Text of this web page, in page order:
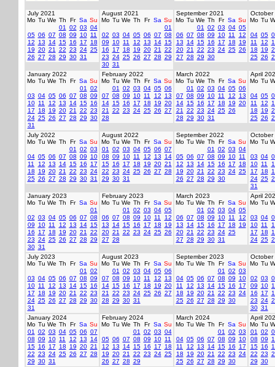
July 2021
Mo Tu We Th Fr Sa Su
01
02 03 04
05 06 07 08 09 10 11
12
13 14 15 16 17
18
19 20 21 22 23 24 25
26 27 28 29 30 31
August 2021
Mo Tu We Th Fr Sa Su
01
02 03 04 05 06 07 08
09
10 11 12 13 14 15
16
17 18 19 20 21
22
23 24 25 26 27 28 29
30 31
September 2021
Mo Tu We Th Fr Sa Su
01
02 03 04 05
06 07 08 09 10 11
12
13
14 15 16 17 18
19
20 21 22 23 24 25 26
27 28 29 30
October
Mo Tu
04 05
11
12
18
19
25 26
January 2022
Mo Tu We Th Fr Sa Su
01
02
03 04 05 06 07 08 09
10 11 12 13 14 15 16
17
18 19 20 21 22 23
24 25 26 27 28 29 30
31
February 2022
Mo Tu We Th Fr Sa Su
01
02 03 04 05 06
07 08 09 10 11 12
13
14 15 16 17 18 19 20
21
22 23 24 25 26 27
28
March 2022
Mo Tu We Th Fr Sa Su
01
02 03 04 05 06
07 08 09 10 11 12
13
14 15 16 17 18 19 20
21
22 23 24 25 26
28 29 30 31
April
Mo Tu
04 05
11
12
18
19
25 26
July 2022
Mo Tu We Th Fr Sa Su
01
02 03
04 05 06 07 08 09
10
11
12 13 14 15 16
17
18
19 20 21 22 23 24
25 26 27 28 29 30 31
August 2022
Mo Tu We Th Fr Sa Su
01
02 03 04 05 06 07
08 09 10 11 12 13
14
15 16 17 18 19 20 21
22 23 24 25 26 27 28
29 30 31
September 2022
Mo Tu We Th Fr Sa Su
01
02 03 04
05 06 07 08 09 10 11
12
13 14 15 16 17
18
19 20 21 22 23 24 25
26 27 28 29 30
October
Mo Tu
03 04
10 11
17
18
24 25
31
January 2023
Mo Tu We Th Fr Sa Su
01
02 03 04 05 06 07 08
09
10 11 12 13 14 15
16
17 18 19 20 21
22
23 24 25 26 27 28 29
30 31
February 2023
Mo Tu We Th Fr Sa Su
01
02 03 04 05
06 07 08 09 10 11
12
13
14 15 16 17 18
19
20 21 22 23 24 25 26
27 28
March 2023
Mo Tu We Th Fr Sa Su
01
02 03 04 05
06 07 08 09 10 11
12
13
14 15 16 17 18
19
20 21 22 23 24 25
27 28 29 30 31
April
Mo Tu
03 04
10 11
17
18
24 25
July 2023
Mo Tu We Th Fr Sa Su
01
02
03 04 05 06 07 08 09
10 11 12 13 14 15 16
17
18 19 20 21 22 23
24 25 26 27 28 29 30
31
August 2023
Mo Tu We Th Fr Sa Su
01
02 03 04 05 06
07 08 09 10 11 12
13
14 15 16 17 18 19 20
21
22 23 24 25 26 27
28 29 30 31
September 2023
Mo Tu We Th Fr Sa Su
01
02 03
04 05 06 07 08 09
10
11
12 13 14 15 16
17
18
19 20 21 22 23 24
25 26 27 28 29 30
October
Mo Tu
02 03
09
10
16
17
23 24
30 31
January 2024
Mo Tu We Th Fr Sa Su
01
02 03 04 05 06 07
08 09 10 11 12 13
14
15 16 17 18 19 20 21
22 23 24 25 26 27 28
29 30 31
February 2024
Mo Tu We Th Fr Sa Su
01
02 03 04
05 06 07 08 09 10 11
12
13 14 15 16 17
18
19 20 21 22 23 24 25
26 27 28 29
March 2024
Mo Tu We Th Fr Sa Su
01
02 03
04 05 06 07 08 09
10
11
12 13 14 15 16
17
18
19 20 21 22 23 24
25 26 27 28 29 30
April
Mo Tu
01
02
08 09
15 16
22 23
29 30